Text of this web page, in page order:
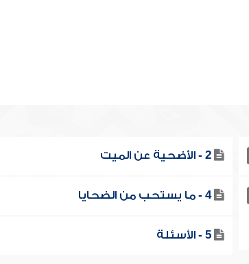
2 - الأضحية عن الميت
4 - ما يستحب من الضحايا
5 - الأسئلة